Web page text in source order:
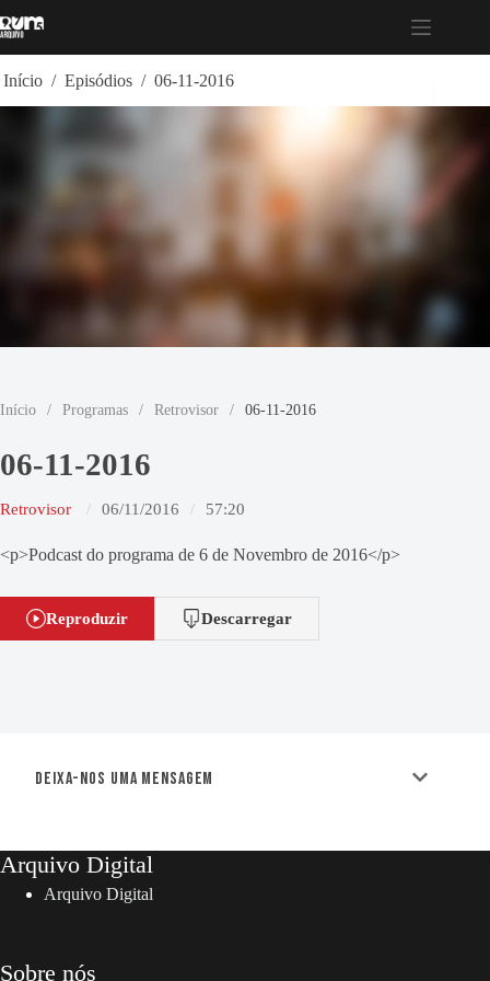
para
Início / Episódios / 06-11-2016
Início / Programas / Retrovisor / 06-11-2016
06-11-2016
Retrovisor 06/11/2016 57:20
<p>Podcast do programa de 6 de Novembro de 2016</p>
Reproduzir Descarregar
Deixa-nos uma mensagem
Arquivo Digital
Arquivo Digital
Sobre nós